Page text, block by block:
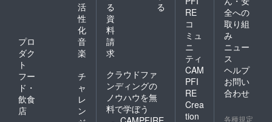
活
性
化
プロ
ダク
ト
音
楽
フー
ド・
飲食
店
チ
ャ
レ
ン
る
る
資
料
請
求
クラウドファ
ンディングの
ノウハウを無
料で学ぼう
RE
コ
ミュ
ニ
ティ
CAM
PFI
RE
Crea
tion
全への
取り組
み
ニュー
ス
ヘルプ
お問い
合わせ
各種規定